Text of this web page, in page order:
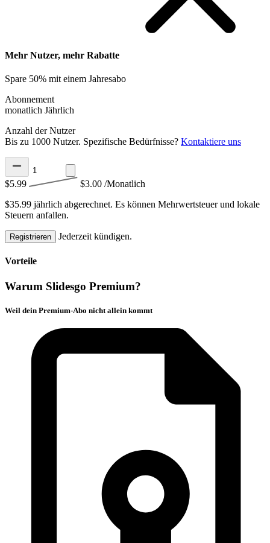
Mehr Nutzer, mehr Rabatte
Spare 50% mit einem Jahresabo
Abonnement
monatlich Jährlich
Anzahl der Nutzer
Bis zu 1000 Nutzer. Spezifische Bedürfnisse? Kontaktiere uns
$5.99 $3.00 /Monatlich
$35.99 jährlich abgerechnet. Es können Mehrwertsteuer und lokale
Steuern anfallen.
Registrieren Jederzeit kündigen.
Vorteile
Warum Slidesgo Premium?
Weil dein Premium-Abo nicht allein kommt